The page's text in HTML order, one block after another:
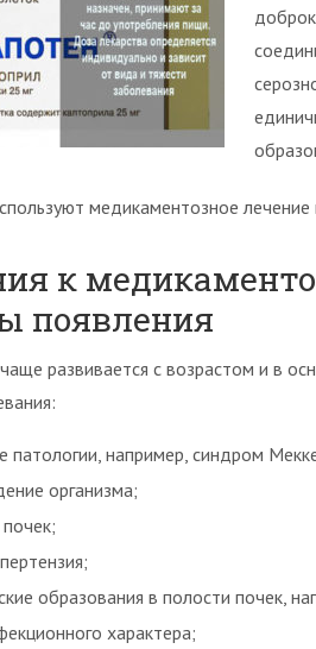
медикаментозное лечение
к
появления
развивается с возрастом и в
патологии, например, синдром
организма;
образования в полости почек,
характера;